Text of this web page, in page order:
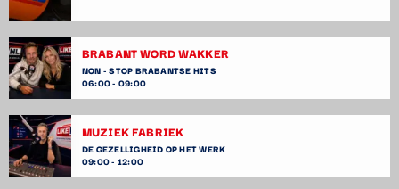
BRABANT WORD WAKKER
NON - STOP BRABANTSE HITS
06:00 - 09:00
MUZIEK FABRIEK
DE GEZELLIGHEID OP HET WERK
09:00 - 12:00